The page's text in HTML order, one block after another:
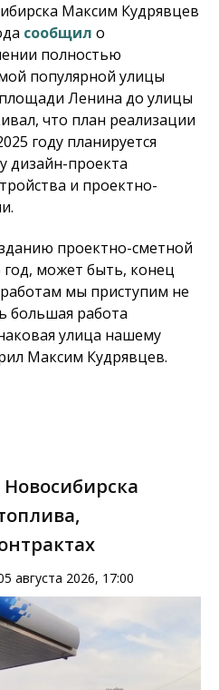
Максим Кудрявцев
сообщил о
полностью
популярной улицы
Ленина до улицы
что план реализации
году планируется
дизайн-проекта
и проектно-
проектно-сметной
может быть, конец
мы приступим не
большая работа
улица нашему
Максим Кудрявцев.
августа 2026, 17:00